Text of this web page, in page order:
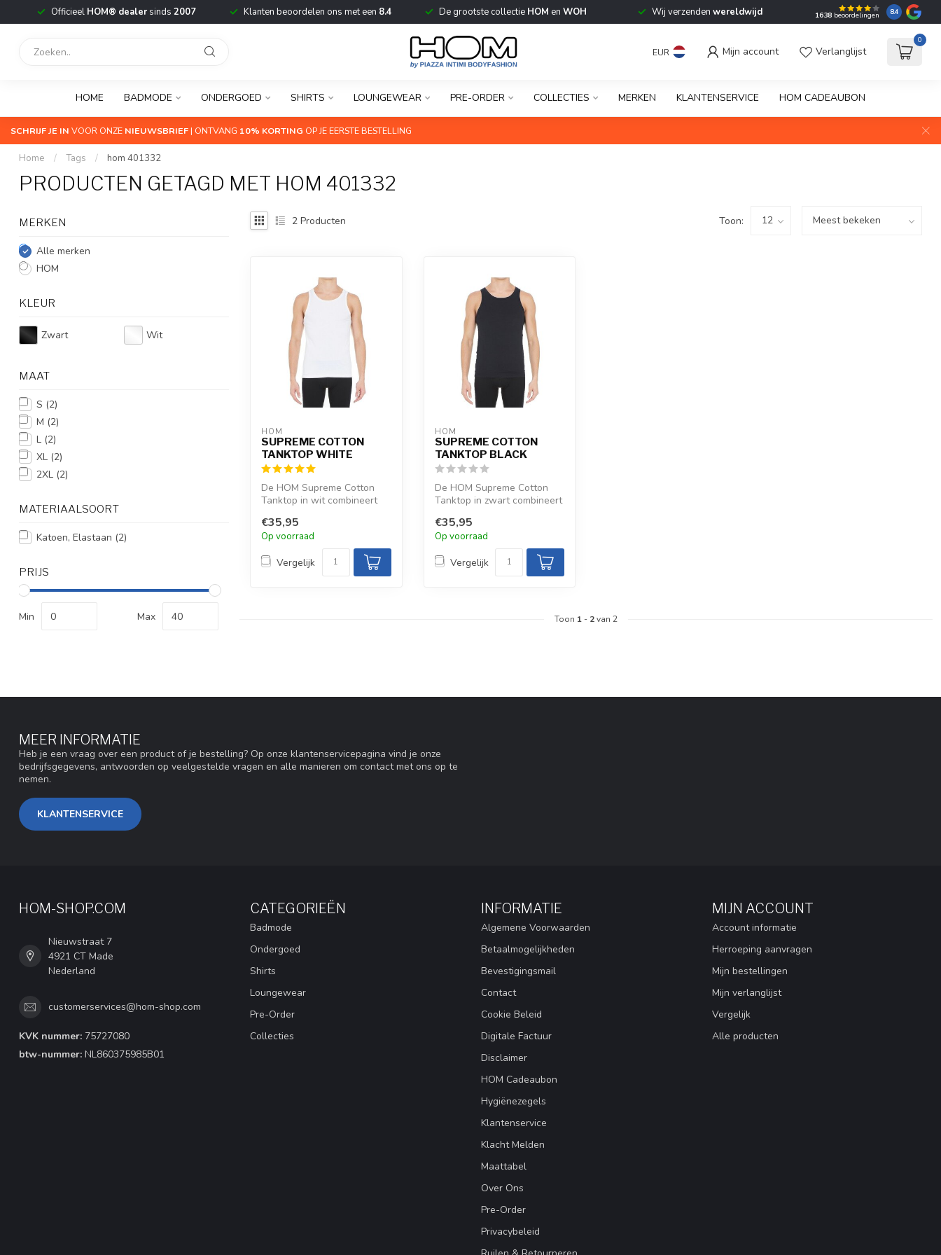
Officieel HOM® dealersinds 2007 Klanten beoordelen ons met een 8.4 De grootste collectie HOM en WOH Wij verzenden wereldwijd 1638 beoordelingen 8.4
EUR Mijn account Verlanglijst
0
HOME BADMODE ONDERGOED SHIRTS LOUNGEWEAR PRE-ORDER COLLECTIES MERKEN KLANTENSERVICE HOM CADEAUBON
SCHRIJF JE IN VOOR ONZE NIEUWSBRIEF| ONTVANG 10% KORTING OP JE EERSTE BESTELLING
Home / Tags / hom 401332
PRODUCTEN GETAGD MET HOM 401332
MERKEN
Alle merken
HOM
KLEUR
Zwart Wit
MAAT
S (2)
M (2)
L (2)
XL (2)
2XL (2)
MATERIAALSOORT
Katoen, Elastaan (2)
PRIJS
Min Max
2 Producten Toon:
HOM
SUPREME COTTON
TANKTOP WHITE
De HOM Supreme Cotton
Tanktop in wit combineert
voor een...
€35,95
Op voorraad
Vergelijk
HOM
SUPREME COTTON
TANKTOP BLACK
De HOM Supreme Cotton
Tanktop in zwart combineert
voor e...
€35,95
Op voorraad
Vergelijk
Toon 1 - 2van 2
MEER INFORMATIE
Heb je een vraag over een product of je bestelling? Op onze klantenservicepagina vind je onze
bedrijfsgegevens, antwoorden op veelgestelde vragen en alle manieren om contact met ons op te
nemen.
KLANTENSERVICE
HOM-SHOP.COM
Nieuwstraat 7
4921 CT Made
Nederland
customerservices@hom-shop.com
KVK nummer: 75727080
btw-nummer: NL860375985B01
CATEGORIEËN
Badmode
Ondergoed
Shirts
Loungewear
Pre-Order
Collecties
INFORMATIE
Algemene Voorwaarden
Betaalmogelijkheden
Bevestigingsmail
Contact
Cookie Beleid
Digitale Factuur
Disclaimer
HOM Cadeaubon
Hygiënezegels
Klantenservice
Klacht Melden
Maattabel
Over Ons
Pre-Order
Privacybeleid
MIJN ACCOUNT
Account informatie
Herroeping aanvragen
Mijn bestellingen
Mijn verlanglijst
Vergelijk
Alle producten